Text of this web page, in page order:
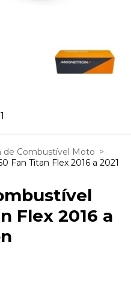
1
de Combustível Moto >
Fan Titan Flex 2016 a 2021
Flex 2016 a